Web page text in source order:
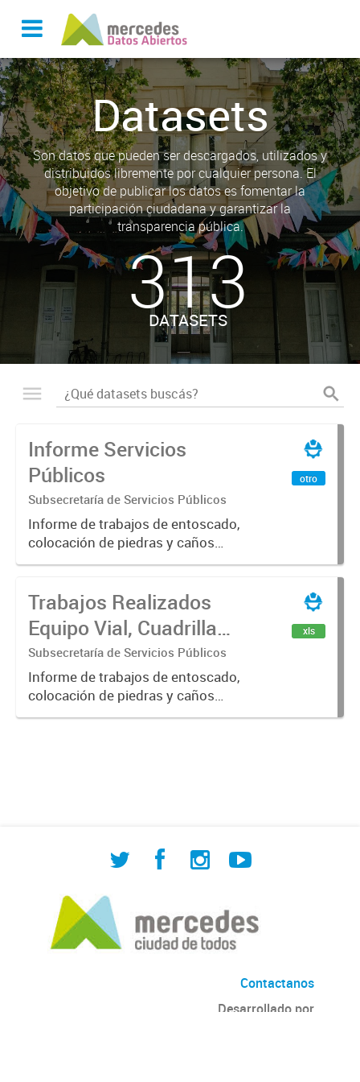
Datasets
Son datos que pueden ser descargados, utilizados y
distribuidos libremente por cualquier persona. El
objetivo de publicar los datos es fomentar la
participación ciudadana y garantizar la
transparencia pública.
313
DATASETS
Informe Servicios
Públicos
Subsecretaría de Servicios Públicos
Informe de trabajos de entoscado,
colocación de piedras y caños
(zanjeo - cruce de calles) Informe
construcción, colocación de tapa
registro, reparación...
otro
Trabajos Realizados
Equipo Vial, Cuadrilla
Bacheo, Servicio
Eléctrico - Noviembre
2021
Subsecretaría de Servicios Públicos
Informe de trabajos de entoscado,
colocación de piedras y caños
(zanjeo - cruce de calles) Informe
xls
Contactanos
Desarrollado por